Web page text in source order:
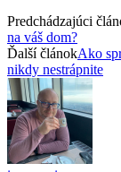
Predchádzajúci
na váš dom?
Ďalší článokAko
nikdy nestrápnite